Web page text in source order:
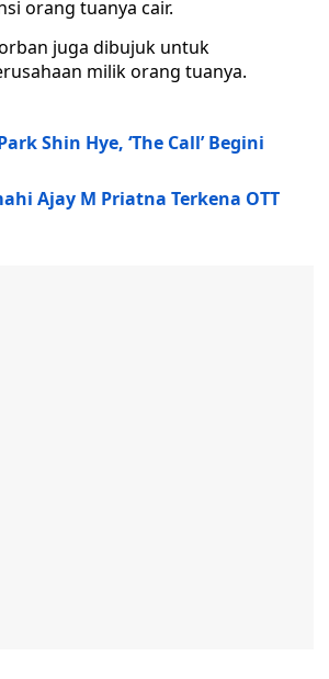
orang tuanya cair.
juga dibujuk untuk
milik orang tuanya.
Shin Hye, ‘The Call’ Begini
Ajay M Priatna Terkena OTT